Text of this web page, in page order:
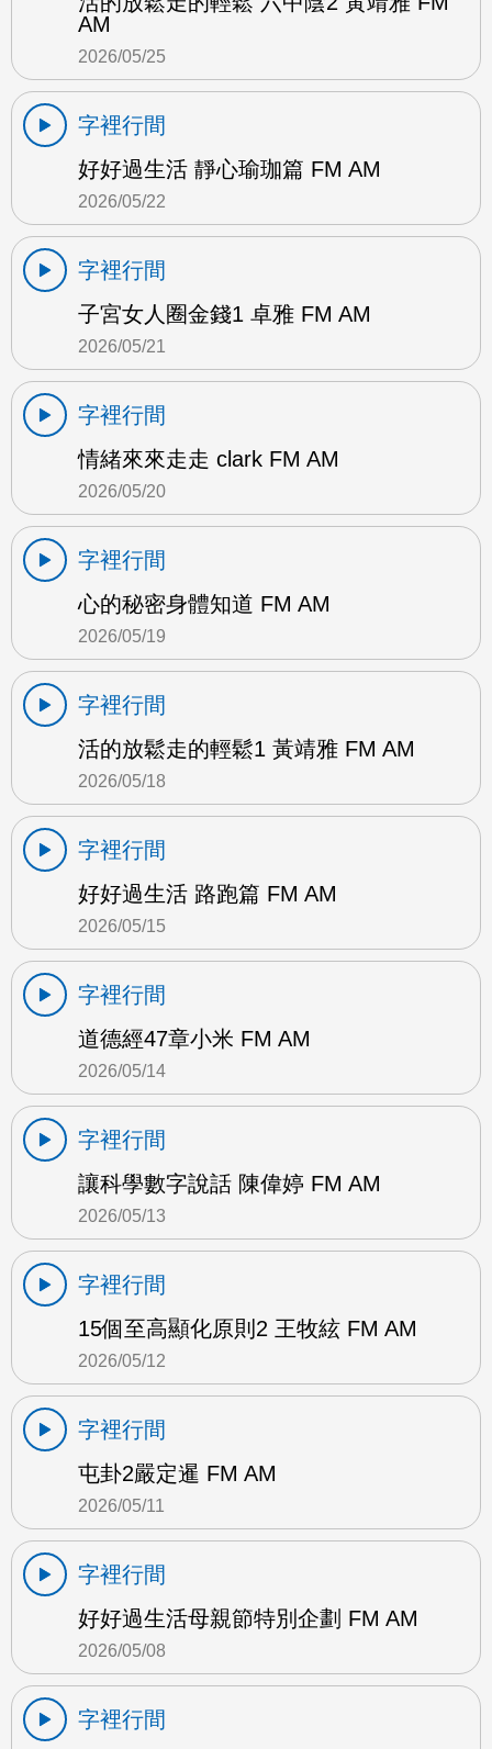
AM
2026/05/25
字裡行間
好好過生活 靜心瑜珈篇 FM AM
2026/05/22
字裡行間
子宮女人圈金錢1 卓雅 FM AM
2026/05/21
字裡行間
情緒來來走走 clark FM AM
2026/05/20
字裡行間
心的秘密身體知道 FM AM
2026/05/19
字裡行間
活的放鬆走的輕鬆1 黃靖雅 FM AM
2026/05/18
字裡行間
好好過生活 路跑篇 FM AM
2026/05/15
字裡行間
道德經47章小米 FM AM
2026/05/14
字裡行間
讓科學數字說話 陳偉婷 FM AM
2026/05/13
字裡行間
15個至高顯化原則2 王牧絃 FM AM
2026/05/12
字裡行間
屯卦2嚴定暹 FM AM
2026/05/11
字裡行間
好好過生活母親節特別企劃 FM AM
2026/05/08
字裡行間